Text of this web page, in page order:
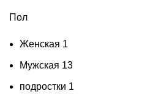
Пол
Женская 1
Мужская 13
подростки 1